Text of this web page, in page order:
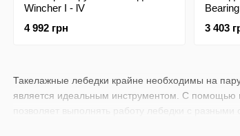
Такелажные лебедки крайне необходимы на
является идеальным инструментом. С помощью
позволяет выполнять работу лебедки с
Wincher I - lV
4 992 грн
3 403